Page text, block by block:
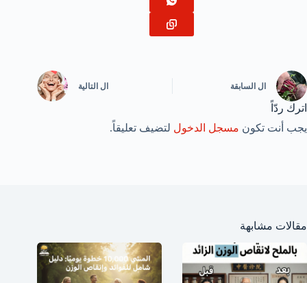
ال السابقة ال التالية
اترك ردّاً
يجب أنت تكون مسجل الدخول لتضيف تعليقاً.
مقالات مشابهة